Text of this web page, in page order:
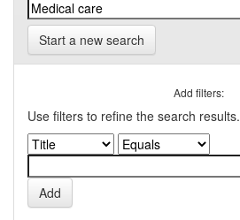
Start a new search
Add filters:
Use filters to refine the search results.